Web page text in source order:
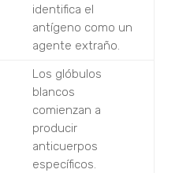
identifica el
antígeno como un
agente extraño.
Los glóbulos
blancos
comienzan a
producir
anticuerpos
específicos.